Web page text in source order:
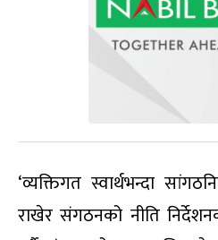
‘व्यक्तिगत स्वार्थभन्दा
राखेर संगठनको नीति